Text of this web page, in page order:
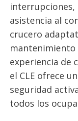
interrupciones,
asistencia al
crucero
mantenimiento
experiencia de
el CLE ofrece
seguridad
todos los